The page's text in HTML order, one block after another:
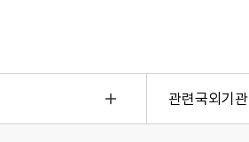
관련국외기관